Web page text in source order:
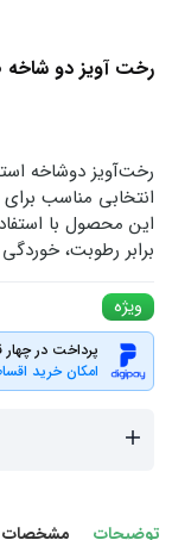
رخت آویز دو شاخه R3200-مشکی
رخت‌آویز دوشاخه
انتخابی مناسب
این محصول با
برابر رطوبت،
ویژه
پرداخت در
امکان خرید
توضیحات